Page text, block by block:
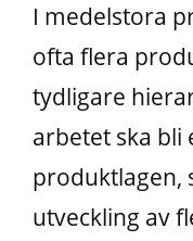
I medelstora
ofta flera
tydligare
arbetet ska bli
produktlagen,
utveckling av